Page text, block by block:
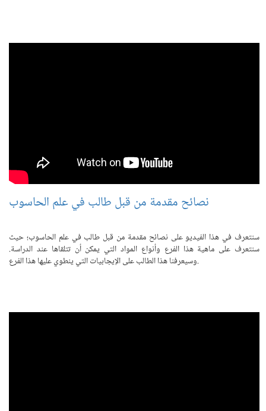
نصائح مقدمة من قبل طالب في علم الحاسوب
سنتعرف في هذا الفيديو على نصائح مقدمة من قبل طالب في علم الحاسوب؛ حيث
سنتعرف على ماهية هذا الفرع وأنواع المواد التي يمكن أن تتلقاها عند الدراسة.
وسيعرفنا هذا الطالب على الإيجابيات التي ينطوي عليها هذا الفرع.